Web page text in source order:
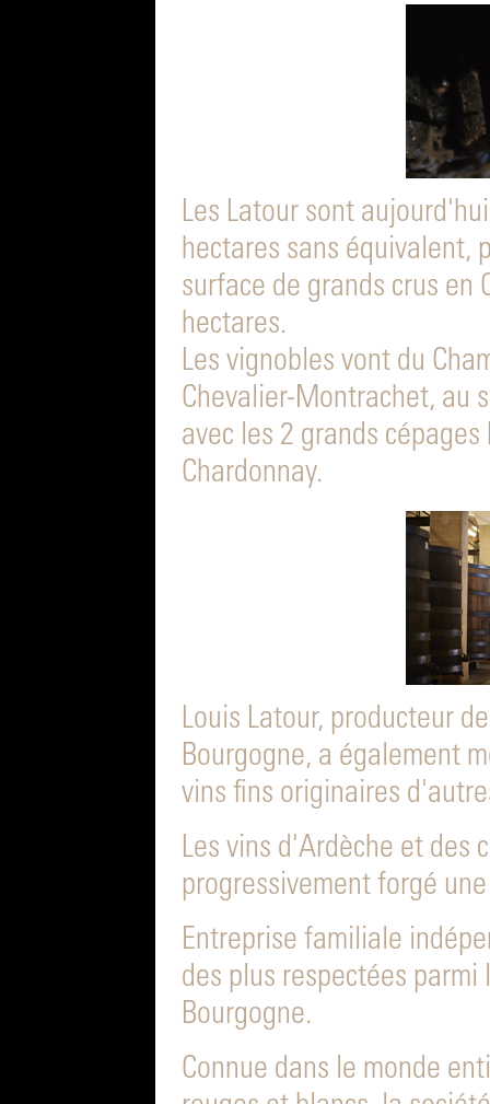
Les Latour sont
hectares sans équivalent,
surface de grands crus en
hectares.
Les vignobles vont du
Chevalier-Montrachet, au
avec les 2 grands
Chardonnay.
Louis Latour, producteur
Bourgogne, a également
vins fins originaires
Les vins d'Ardèche et des
progressivement forgé
Entreprise familiale
des plus respectées
Bourgogne.
Connue dans le monde